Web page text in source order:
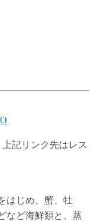
記リンク先はレス
はじめ、蟹、牡
など海鮮類と、蒸